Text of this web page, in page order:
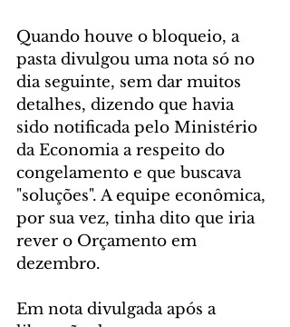
Quando houve o bloqueio, a
pasta divulgou uma nota só no
dia seguinte, sem dar muitos
detalhes, dizendo que havia
sido notificada pelo Ministério
da Economia a respeito do
congelamento e que buscava
"soluções". A equipe econômica,
por sua vez, tinha dito que iria
rever o Orçamento em
dezembro.
Em nota divulgada após a